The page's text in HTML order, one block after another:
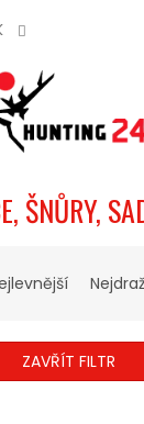
ŠNŮRY,
ZAVŘÍT FILTR